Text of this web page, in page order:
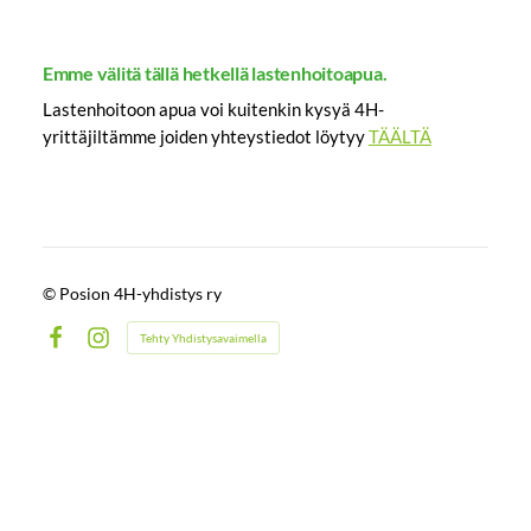
Emme välitä tällä hetkellä lastenhoitoapua.
Lastenhoitoon apua voi kuitenkin kysyä 4H-
yrittäjiltämme joiden yhteystiedot löytyyTÄÄLTÄ
© Posion 4H-yhdistys ry
Instagram
Tehty Yhdistysavaimella